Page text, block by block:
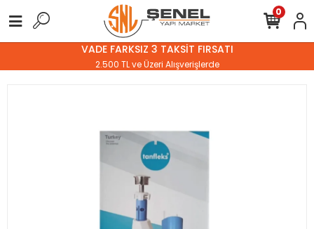
VADE FARKSIZ 3 TAKSİT FIRSATI
2.500 TL ve Üzeri Alışverişlerde
0